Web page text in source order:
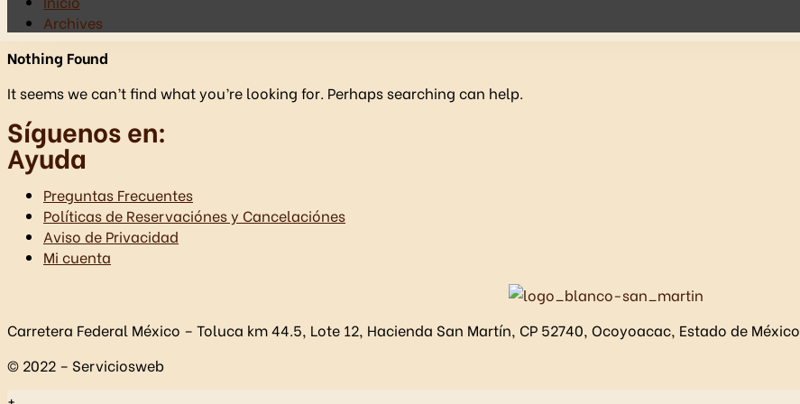
Archives
Nothing Found
It seems we can’t find what you’re looking for. Perhaps searching can help.
Síguenos en:
Ayuda
Preguntas Frecuentes
Políticas de Reservaciónes y Cancelaciónes
Aviso de Privacidad
Mi cuenta
Carretera Federal México – Toluca km 44.5, Lote 12, Hacienda San Martín, CP 52740, Ocoyoacac, Estado de México
© 2022 – Serviciosweb
+